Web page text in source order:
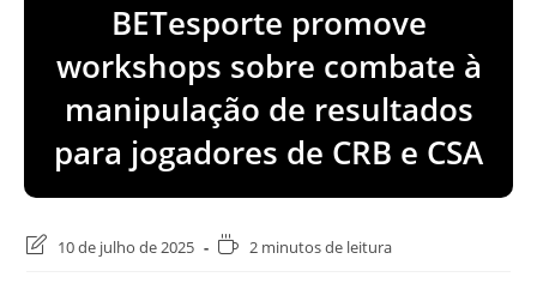
BETesporte promove
workshops sobre combate à
manipulação de resultados
para jogadores de CRB e CSA
Última10 de julho de 2025
Tempo2 minutos de leitura